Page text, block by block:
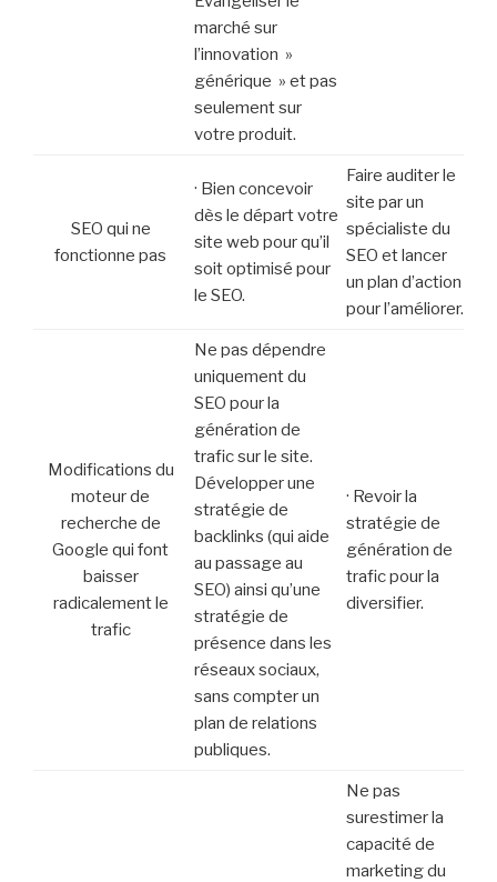
marché sur
l’innovation »
générique » et pas
seulement sur
votre produit.
SEO qui ne
fonctionne pas
· Bien concevoir
dès le départ votre
site web pour qu’il
soit optimisé pour
le SEO.
Faire auditer le
site par un
spécialiste du
SEO et lancer
un plan d’action
pour l’améliorer.
Modifications du
moteur de
recherche de
Google qui font
baisser
radicalement le
trafic
Ne pas dépendre
uniquement du
SEO pour la
génération de
trafic sur le site.
Développer une
stratégie de
backlinks (qui aide
au passage au
SEO) ainsi qu’une
stratégie de
présence dans les
réseaux sociaux,
sans compter un
plan de relations
publiques.
· Revoir la
stratégie de
génération de
trafic pour la
diversifier.
Ne pas
surestimer la
capacité de
marketing du